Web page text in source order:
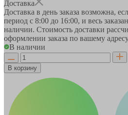
Доставка
Доставка в день заказа возможна,
период с 8:00 до 16:00, и весь
наличии. Стоимость доставки
оформлении заказа по вашему
В наличии
В корзину